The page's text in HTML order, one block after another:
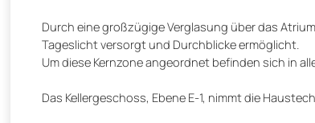
Durch eine großzügige Verglasung über das
Tageslicht versorgt und Durchblicke ermöglicht.
Um diese Kernzone angeordnet befinden sich in
Das Kellergeschoss, Ebene E-1, nimmt die